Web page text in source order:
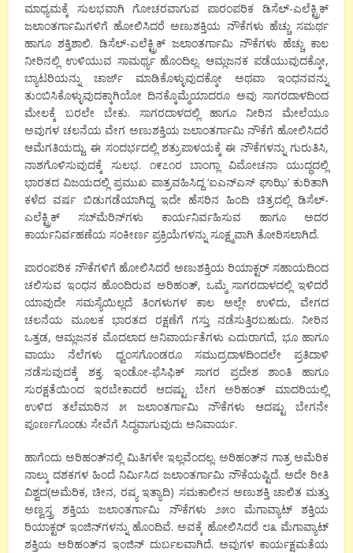
ಮಾಧ್ಯಮಕ್ಕೆ ಸುಲಭವಾಗಿ ಗೋಚರವಾಗುವ ಪಾರಂಪರಿಕ ಡಿಸೆಲ್-ಎಲೆಕ್ಟ್ರಿಕ್
ಜಲಾಂತರ್ಗಾಮಿಗಳಿಗೆ ಹೋಲಿಸಿದರೆ ಅಣುಶಕ್ತಿಯ ನೌಕೆಗಳು ಹೆಚ್ಚು ಸಮರ್ಥ
ಹಾಗೂ ಶಕ್ತಿಶಾಲಿ. ಡಿಸೆಲ್-ಎಲೆಕ್ಟ್ರಿಕ್ ಜಲಾಂತರ್ಗಾಮಿ ನೌಕೆಗಳು ಹೆಚ್ಚು ಕಾಲ
ನೀರಿನಲ್ಲಿ ಉಳಿಯುವ ಸಾಮರ್ಥ್ಯ ಹೊಂದಿಲ್ಲ. ಆಮ್ಲಜನಕ ಪಡೆಯುವುದಕ್ಕೋ,
ಬ್ಯಾಟರಿಯನ್ನು ಚಾರ್ಜ್ ಮಾಡಿಕೊಳ್ಳುವುದಕ್ಕೋ ಅಥವಾ ಇಂಧನವನ್ನು
ತುಂಬಿಸಿಕೊಳ್ಳುವುದಕ್ಕಾಗಿಯೋ ದಿನಕ್ಕೊಮ್ಮೆಯಾದರೂ ಅವು ಸಾಗರದಾಳದಿಂದ
ಮೇಲಕ್ಕೆ ಬರಲೇ ಬೇಕು. ಸಾಗರದಾಳದಲ್ಲಿ ಹಾಗೂ ನೀರಿನ ಮೇಲೆಯೂ
ಅವುಗಳ ಚಲನೆಯ ವೇಗ ಅಣುಶಕ್ತಿಯ ಜಲಾಂತರ್ಗಾಮಿ ನೌಕೆಗೆ ಹೋಲಿಸಿದರೆ
ಆಮೆಗತಿಯದ್ದು. ಈ ಸಂದರ್ಭದಲ್ಲಿ ಶತ್ರುಪಾಳಯಕ್ಕೆ ಈ ನೌಕೆಗಳನ್ನು ಗುರುತಿಸಿ,
ನಾಶಗೊಳಿಸುವುದಕ್ಕೆ ಸುಲಭ. ೧೯೭೧ರ ಬಾಂಗ್ಲಾ ವಿಮೋಚನಾ ಯುದ್ಧದಲ್ಲಿ
ಭಾರತದ ವಿಜಯದಲ್ಲಿ ಪ್ರಮುಖ ಪಾತ್ರವಹಿಸಿದ್ದ ‘ಐಎನ್‌ಎಸ್ ಘಾಝಿ’ ಕುರಿತಾಗಿ
ಕಳೆದ ವರ್ಷ ಬಿಡುಗಡೆಯಾಗಿದ್ದ ಇದೇ ಹೆಸರಿನ ಹಿಂದಿ ಚಿತ್ರದಲ್ಲಿ ಡಿಸೆಲ್-
ಎಲೆಕ್ಟ್ರಿಕ್ ಸಬ್‌ಮೆರಿನ್‌ಗಳು ಕಾರ್ಯನಿರ್ವಹಿಸುವ ಹಾಗೂ ಅದರ
ಕಾರ್ಯನಿರ್ವಹಣೆಯ ಸಂಕೀರ್ಣ ಪ್ರಕ್ರಿಯೆಗಳನ್ನು ಸೂಕ್ಷ್ಮವಾಗಿ ತೋರಿಸಲಾಗಿದೆ.
ಪಾರಂಪರಿಕ ನೌಕೆಗಳಿಗೆ ಹೋಲಿಸಿದರೆ ಅಣುಶಕ್ತಿಯ ರಿಯಾಕ್ಟರ್ ಸಹಾಯದಿಂದ
ಚಲಿಸುವ ಇಂಧನ ಹೊಂದಿರುವ ಅರಿಹಂತ್, ಒಮ್ಮೆ ಸಾಗರದಾಳದಲ್ಲಿ ಇಳಿದರೆ
ಯಾವುದೇ ಸಮಸ್ಯೆಯಿಲ್ಲದೆ ತಿಂಗಳುಗಳ ಕಾಲ ಅಲ್ಲೇ ಉಳಿದು, ವೇಗದ
ಚಲನೆಯ ಮೂಲಕ ಭಾರತದ ರಕ್ಷಣೆಗೆ ಗಸ್ತು ನಡೆಸುತ್ತಿರಬಹುದು. ನೀರಿನ
ಒತ್ತಡ, ಆಮ್ಲಜನಕ ಮೊದಲಾದ ಅನಿವಾರ್ಯತೆಗಳು ಎದುರಾಗದೆ, ಭೂ ಹಾಗೂ
ವಾಯು ನೆಲೆಗಳು ಧ್ವಂಸಗೊಂಡರೂ ಸಮುದ್ರದಾಳದಿಂದಲೇ ಪ್ರತಿದಾಳಿ
ನಡೆಸುವುದಕ್ಕೆ ಶಕ್ತ. ಇಂಡೋ-ಫೆಸಿಫಿಕ್ ಸಾಗರ ಪ್ರದೇಶ ಶಾಂತಿ ಹಾಗೂ
ಸುರಕ್ಷತೆಯಿಂದ ಇರಬೇಕಾದರೆ ಆದಷ್ಟು ಬೇಗ ಅರಿಹಂತ್ ಮಾದರಿಯಲ್ಲಿ
ಉಳಿದ ತಲೆಮಾರಿನ ೫ ಜಲಾಂತರ್ಗಾಮಿ ನೌಕೆಗಳು ಆದಷ್ಟು ಬೇಗನೇ
ಪೂರ್ಣಗೊಂಡು ಸೇವೆಗೆ ಸಿದ್ಧವಾಗುವುದು ಅನಿವಾರ್ಯ.
ಹಾಗೆಂದು ಅರಿಹಂತ್‌ನಲ್ಲಿ ಮಿತಿಗಳೇ ಇಲ್ಲವೆಂದಲ್ಲ. ಅರಿಹಂತ್‌ನ ಗಾತ್ರ ಅಮೆರಿಕ
ನಾಲ್ಕು ದಶಕಗಳ ಹಿಂದೆ ನಿರ್ಮಿಸಿದ ಜಲಾಂತರ್ಗಾಮಿ ನೌಕೆಯಷ್ಟಿದೆ. ಅದೇ ರೀತಿ
ವಿಶ್ವದ(ಅಮೆರಿಕ, ಚೀನ, ರಷ್ಯ ಇತ್ಯಾದಿ) ಸಮಕಾಲೀನ ಅಣುಶಕ್ತಿ ಚಾಲಿತ ಮತ್ತು
ಅಣ್ವಸ್ತ್ರ ಶಕ್ತಿಯ ಜಲಾಂತರ್ಗಾಮಿ ನೌಕೆಗಳು ೨೫೦ ಮೆಗಾವ್ಯಾಟ್ ಶಕ್ತಿಯ
ರಿಯಾಕ್ಟರ್ ಇಂಜಿನ್‌ಗಳನ್ನು ಹೊಂದಿವೆ. ಅವಕ್ಕೆ ಹೋಲಿಸಿದರೆ ೮೩ ಮೆಗಾವ್ಯಾಟ್
ಶಕ್ತಿಯ ಅರಿಹಂತ್‌ನ ಇಂಜಿನ್ ದುರ್ಬಲವಾಗಿದೆ. ಅವುಗಳ ಕಾರ್ಯಕ್ಷಮತೆಯ